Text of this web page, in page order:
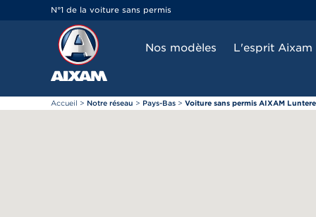
N°1 de la voiture sans permis
Nos modèles L'esprit Aixam
Accueil > Notre réseau > Pays-Bas > Voiture sans permis AIXAM
Panneau de gestion des cookies